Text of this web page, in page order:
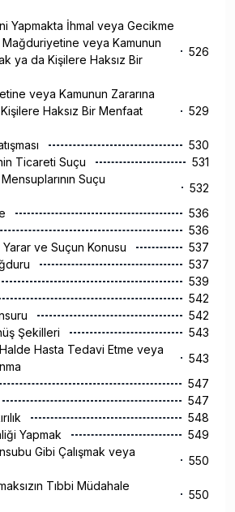
Yapmakta İhmal veya Gecikme
veya Kamunun
ya da Kişilere Haksız Bir
526
veya Kamunun Zararına
Haksız Bir Menfaat
529
530
Ticareti Suçu
531
Suçu
532
536
536
ve Suçun Konusu
537
537
539
542
542
Şekilleri
543
Halde Hasta Tedavi Etme veya
543
547
547
548
Yapmak
549
Gibi Çalışmak veya
550
Tıbbi Müdahale
550